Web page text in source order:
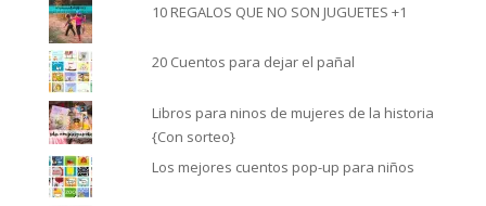
10 REGALOS QUE NO SON JUGUETES +1
20 Cuentos para dejar el pañal
Libros para ninos de mujeres de la historia
{Con sorteo}
Los mejores cuentos pop-up para niños